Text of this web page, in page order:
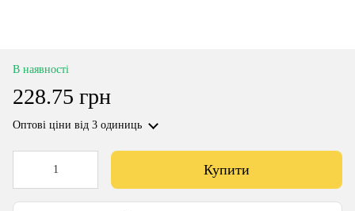
В наявності
228.75 грн
Оптові ціни від 3 одиниць
Купити